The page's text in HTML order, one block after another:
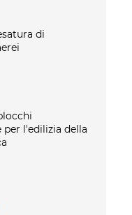
di
l'edilizia della